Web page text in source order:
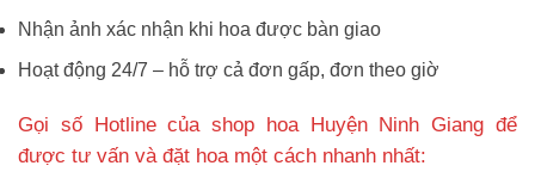
Nhận ảnh xác nhận khi hoa được bàn giao
Hoạt động 24/7 – hỗ trợ cả đơn gấp, đơn theo giờ
Gọi số Hotline của shop hoa Huyện Ninh Giang để
được tư vấn và đặt hoa một cách nhanh nhất: